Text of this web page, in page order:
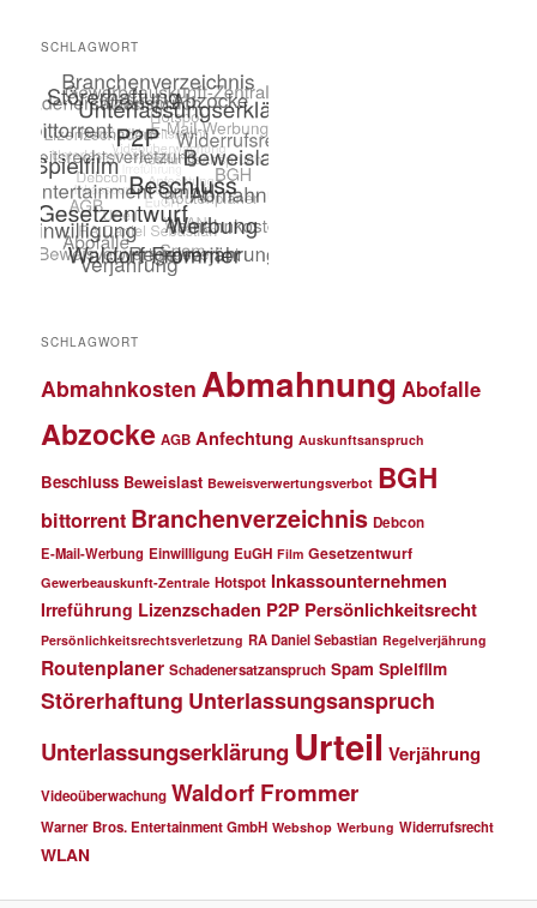
SCHLAGWORT
SCHLAGWORT
Abmahnkosten Abmahnung Abofalle
Abzocke AGB Anfechtung Auskunftsanspruch
Beschluss Beweislast Beweisverwertungsverbot BGH
bittorrent Branchenverzeichnis Debcon
E-Mail-Werbung Einwilligung EuGH Film Gesetzentwurf
Gewerbeauskunft-Zentrale Hotspot Inkassounternehmen
Irreführung Lizenzschaden P2P Persönlichkeitsrecht
Persönlichkeitsrechtsverletzung RA Daniel Sebastian Regelverjährung
Routenplaner Schadenersatzanspruch Spam Spielfilm
Störerhaftung Unterlassungsanspruch
Unterlassungserklärung Urteil Verjährung
Videoüberwachung Waldorf Frommer
Warner Bros. Entertainment GmbH Webshop Werbung Widerrufsrecht
WLAN